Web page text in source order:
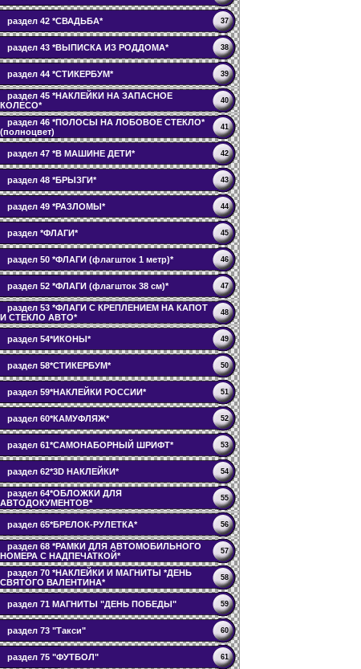
раздел 42 *СВАДЬБА* 37
раздел 43 *ВЫПИСКА ИЗ РОДДОМА* 38
раздел 44 *СТИКЕРБУМ* 39
раздел 45 *НАКЛЕЙКИ НА ЗАПАСНОЕ
КОЛЕСО*
40
раздел 46 *ПОЛОСЫ НА ЛОБОВОЕ СТЕКЛО*
(полноцвет)
41
раздел 47 *В МАШИНЕ ДЕТИ* 42
раздел 48 *БРЫЗГИ* 43
раздел 49 *РАЗЛОМЫ* 44
раздел *ФЛАГИ* 45
раздел 50 *ФЛАГИ (флагшток 1 метр)* 46
раздел 52 *ФЛАГИ (флагшток 38 см)* 47
раздел 53 *ФЛАГИ С КРЕПЛЕНИЕМ НА КАПОТ
И СТЕКЛО АВТО*
48
раздел 54*ИКОНЫ* 49
раздел 58*СТИКЕРБУМ* 50
раздел 59*НАКЛЕЙКИ РОССИИ* 51
раздел 60*КАМУФЛЯЖ* 52
раздел 61*САМОНАБОРНЫЙ ШРИФТ* 53
раздел 62*3D НАКЛЕЙКИ* 54
раздел 64*ОБЛОЖКИ ДЛЯ
АВТОДОКУМЕНТОВ*
55
раздел 65*БРЕЛОК-РУЛЕТКА* 56
раздел 68 *РАМКИ ДЛЯ АВТОМОБИЛЬНОГО
НОМЕРА С НАДПЕЧАТКОЙ*
57
раздел 70 *НАКЛЕЙКИ И МАГНИТЫ *ДЕНЬ
СВЯТОГО ВАЛЕНТИНА*
58
раздел 71 МАГНИТЫ "ДЕНЬ ПОБЕДЫ" 59
раздел 73 "Такси" 60
раздел 75 "ФУТБОЛ" 61